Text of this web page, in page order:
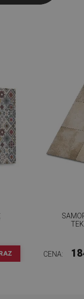
CENA: